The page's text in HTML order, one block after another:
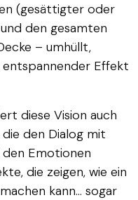
(gesättigter oder
den gesamten
– umhüllt,
Effekt
diese Vision auch
den Dialog mit
Emotionen
die zeigen, wie ein
kann... sogar